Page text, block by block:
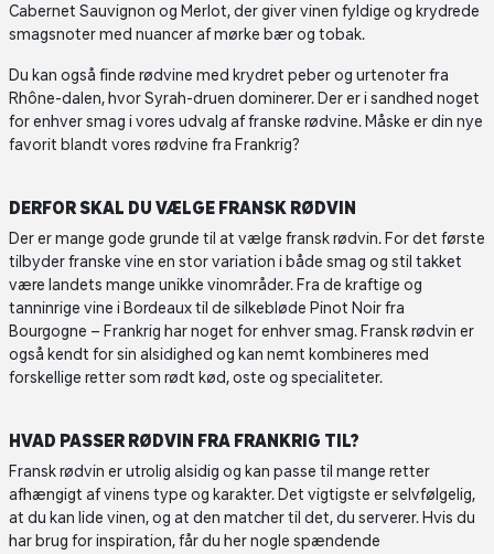
Cabernet Sauvignon og Merlot, der giver vinen fyldige og krydrede
smagsnoter med nuancer af mørke bær og tobak.
Du kan også finde rødvine med krydret peber og urtenoter fra
Rhône-dalen, hvor Syrah-druen dominerer. Der er i sandhed noget
for enhver smag i vores udvalg af franske rødvine. Måske er din nye
favorit blandt vores rødvine fra Frankrig?
DERFOR SKAL DU VÆLGE FRANSK RØDVIN
Der er mange gode grunde til at vælge fransk rødvin. For det første
tilbyder franske vine en stor variation i både smag og stil takket
være landets mange unikke vinområder. Fra de kraftige og
tanninrige vine i Bordeaux til de silkebløde Pinot Noir fra
Bourgogne – Frankrig har noget for enhver smag. Fransk rødvin er
også kendt for sin alsidighed og kan nemt kombineres med
forskellige retter som rødt kød, oste og specialiteter.
HVAD PASSER RØDVIN FRA FRANKRIG TIL?
Fransk rødvin er utrolig alsidig og kan passe til mange retter
afhængigt af vinens type og karakter. Det vigtigste er selvfølgelig,
at du kan lide vinen, og at den matcher til det, du serverer. Hvis du
har brug for inspiration, får du her nogle spændende